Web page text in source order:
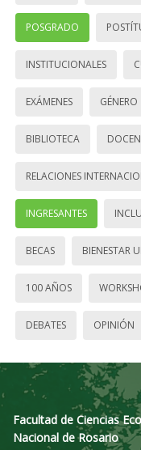
POSGRADO
INSTITUCIONALES
EXÁMENES GÉNERO
BIBLIOTECA
RELACIONES
INGRESANTES
BECAS BIENESTAR
100 AÑOS
DEBATES OPINIÓN
Facultad de Ciencias
Nacional de Rosario